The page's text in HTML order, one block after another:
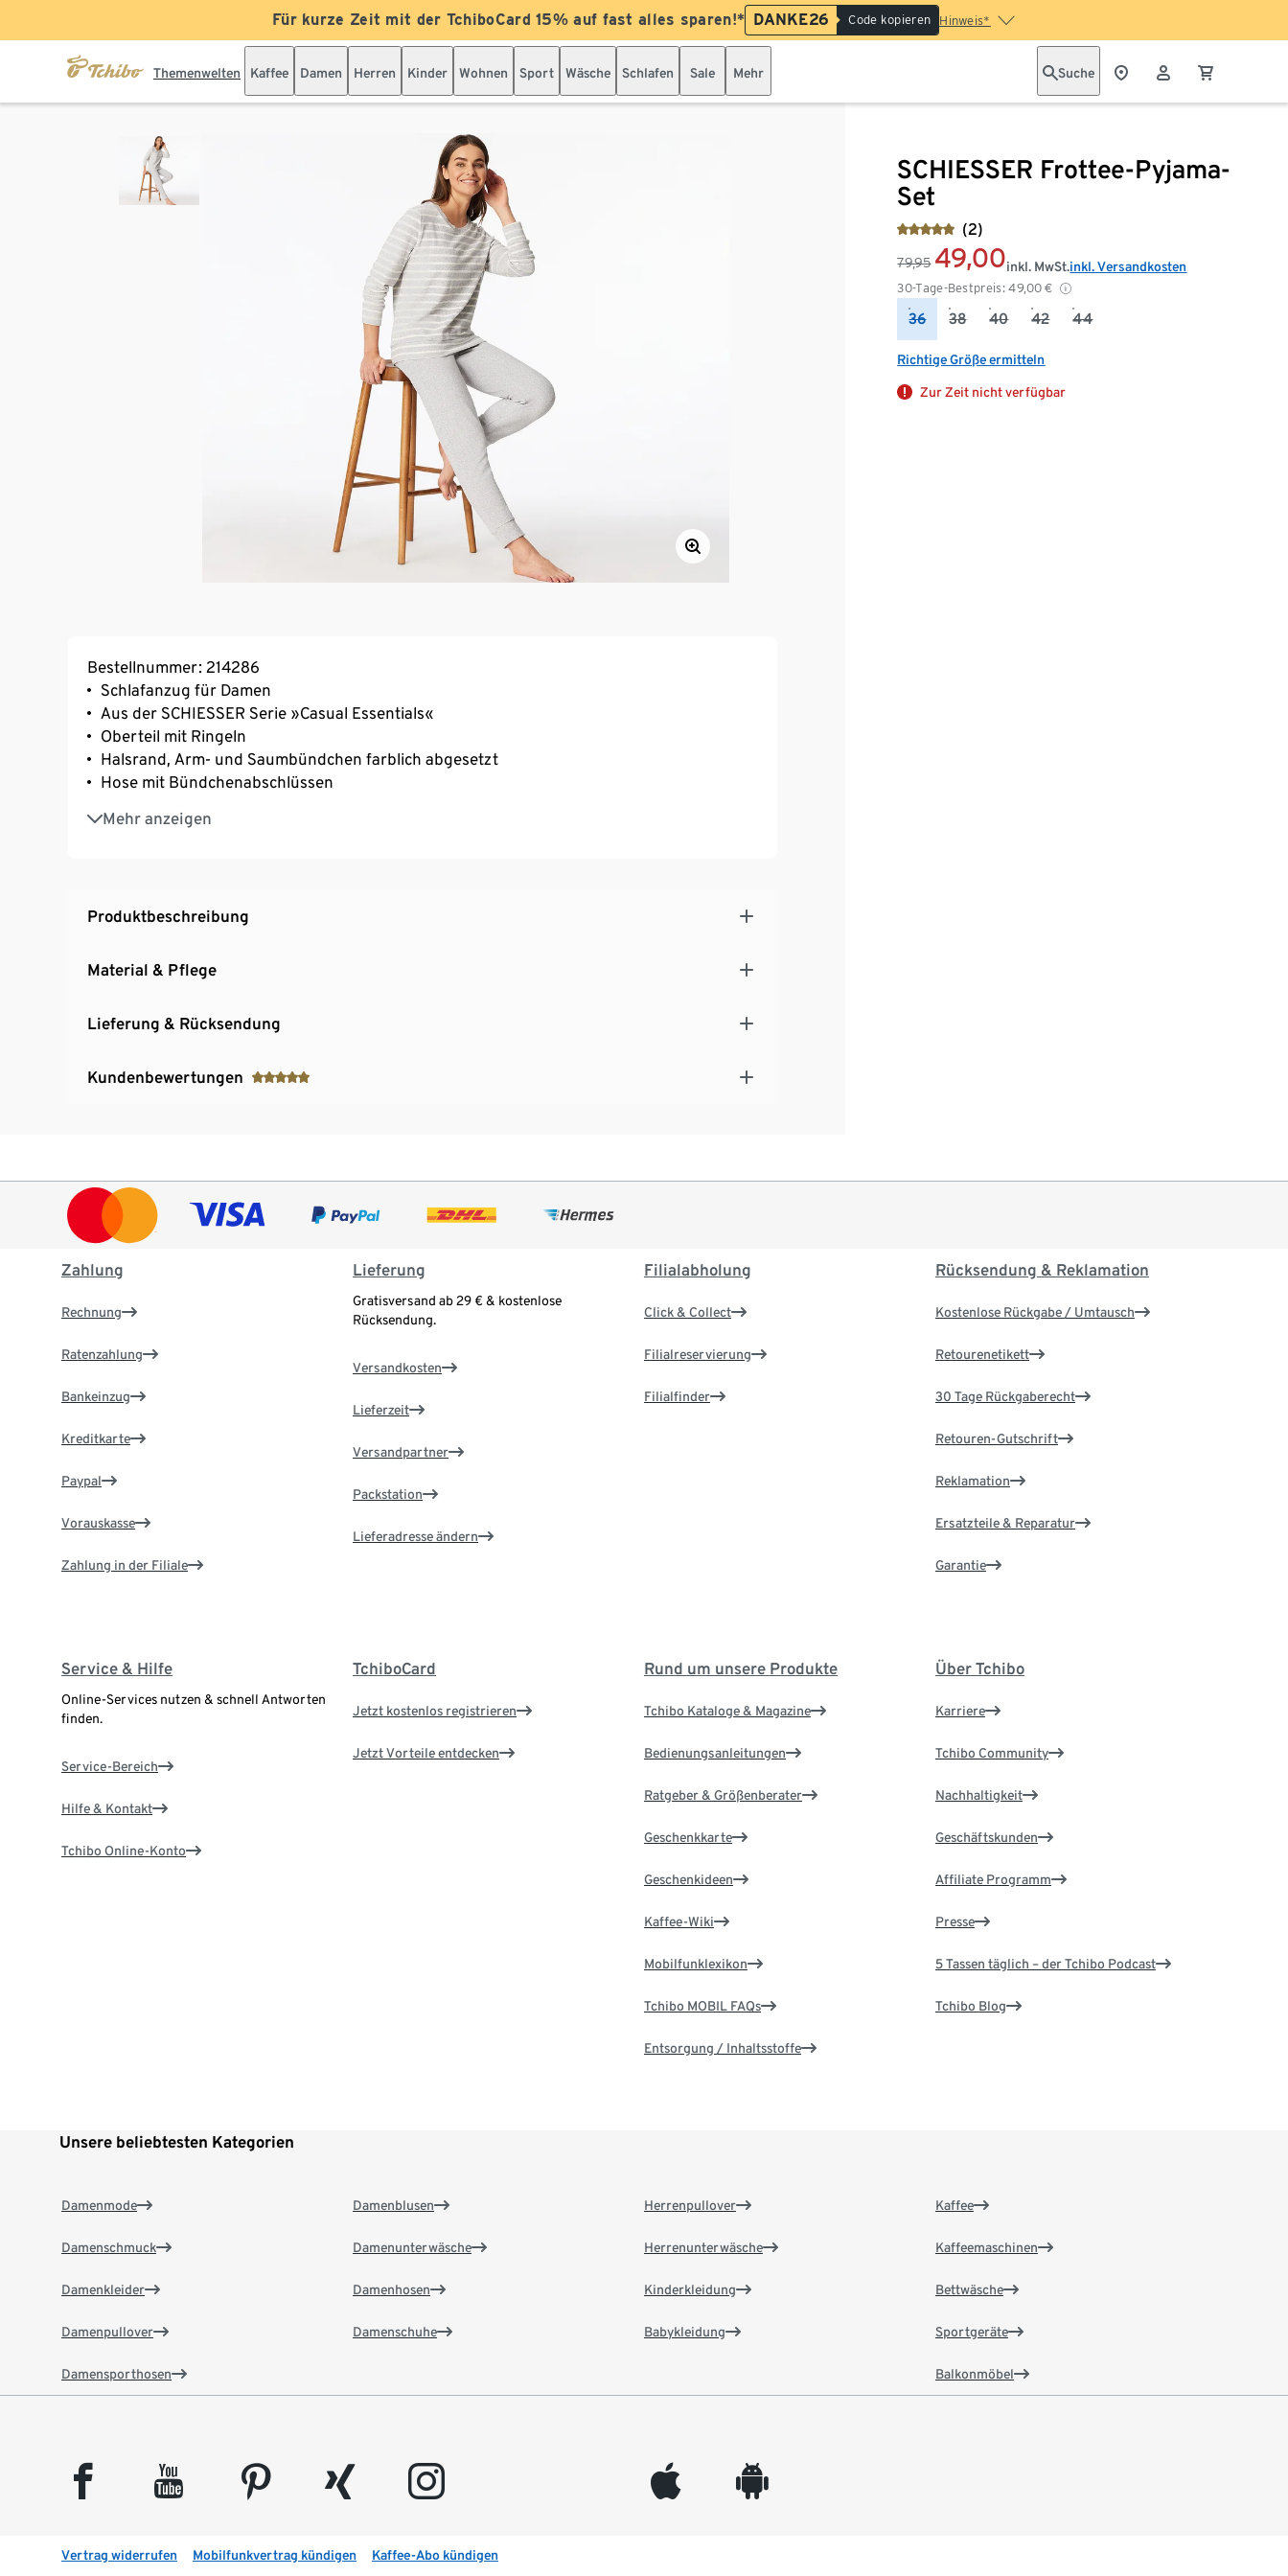
Für kurze Zeit mit der TchiboCard 15% auf fast alles sparen!* DANKE26 Code kopieren Hinweis*
Themenwelten Kaffee Damen Herren Kinder Wohnen Sport Wäsche Schlafen Sale Mehr Suche
SCHIESSER Frottee-Pyjama-
Set
(2)
79,95 49,00
30-Tage-Bestpreis: 49,00 €
inkl. MwSt.inkl. Versandkosten
36 38 40 42 44
Richtige Größe ermitteln
Zur Zeit nicht verfügbar
Bestellnummer: 214286
Schlafanzug für Damen
Aus der SCHIESSER Serie »Casual Essentials«
Oberteil mit Ringeln
Halsrand, Arm- und Saumbündchen farblich abgesetzt
Hose mit Bündchenabschlüssen
Mehr anzeigen
In wärmender Frottee-Qualität
Unsere Models tragen Größe M/38
Produktbeschreibung
Material & Pflege
Lieferung & Rücksendung
Kundenbewertungen
Zahlung
Rechnung
Ratenzahlung
Bankeinzug
Kreditkarte
Paypal
Vorauskasse
Zahlung in der Filiale
Lieferung
Gratisversand ab 29 € & kostenlose
Rücksendung.
Versandkosten
Lieferzeit
Versandpartner
Packstation
Lieferadresse ändern
Filialabholung
Click & Collect
Filialreservierung
Filialfinder
Rücksendung & Reklamation
Kostenlose Rückgabe / Umtausch
Retourenetikett
30 Tage Rückgaberecht
Retouren-Gutschrift
Reklamation
Ersatzteile & Reparatur
Garantie
Service & Hilfe
Online-Services nutzen & schnell Antworten
finden.
Service-Bereich
Hilfe & Kontakt
Tchibo Online-Konto
TchiboCard
Jetzt kostenlos registrieren
Jetzt Vorteile entdecken
Rund um unsere Produkte
Tchibo Kataloge & Magazine
Bedienungsanleitungen
Ratgeber & Größenberater
Geschenkkarte
Geschenkideen
Kaffee-Wiki
Mobilfunklexikon
Tchibo MOBIL FAQs
Entsorgung / Inhaltsstoffe
Über Tchibo
Karriere
Tchibo Community
Nachhaltigkeit
Geschäftskunden
Affiliate Programm
Presse
5 Tassen täglich – der Tchibo Podcast
Tchibo Blog
Unsere beliebtesten Kategorien
Damenmode
Damenschmuck
Damenkleider
Damenpullover
Damensporthosen
Damenblusen
Damenunterwäsche
Damenhosen
Damenschuhe
Herrenpullover
Herrenunterwäsche
Kinderkleidung
Babykleidung
Kaffee
Kaffeemaschinen
Bettwäsche
Sportgeräte
Balkonmöbel
facebook youtube pinterest xing instagram appleinc android
Vertrag widerrufen Mobilfunkvertrag kündigen Kaffee-Abo kündigen